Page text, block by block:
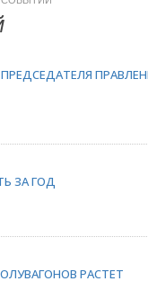
ЗА ГОД
РАСТЕТ